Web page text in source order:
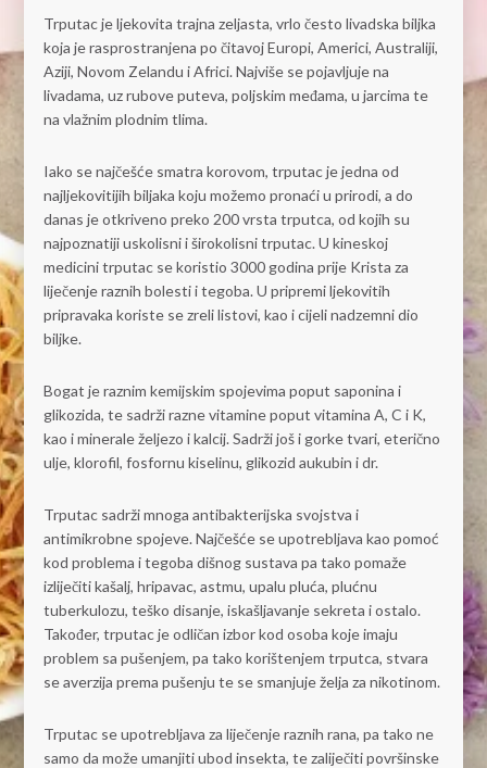
Trputac je ljekovita trajna zeljasta, vrlo često livadska biljka
koja je rasprostranjena po čitavoj Europi, Americi, Australiji,
Aziji, Novom Zelandu i Africi. Najviše se pojavljuje na
livadama, uz rubove puteva, poljskim međama, u jarcima te
na vlažnim plodnim tlima.
Iako se najčešće smatra korovom, trputac je jedna od
najljekovitijih biljaka koju možemo pronaći u prirodi, a do
danas je otkriveno preko 200 vrsta trputca, od kojih su
najpoznatiji uskolisni i širokolisni trputac. U kineskoj
medicini trputac se koristio 3000 godina prije Krista za
liječenje raznih bolesti i tegoba. U pripremi ljekovitih
pripravaka koriste se zreli listovi, kao i cijeli nadzemni dio
biljke.
Bogat je raznim kemijskim spojevima poput saponina i
glikozida, te sadrži razne vitamine poput vitamina A, C i K,
kao i minerale željezo i kalcij. Sadrži još i gorke tvari, eterično
ulje, klorofil, fosfornu kiselinu, glikozid aukubin i dr.
Trputac sadrži mnoga antibakterijska svojstva i
antimikrobne spojeve. Najčešće se upotrebljava kao pomoć
kod problema i tegoba dišnog sustava pa tako pomaže
izliječiti kašalj, hripavac, astmu, upalu pluća, plućnu
tuberkulozu, teško disanje, iskašljavanje sekreta i ostalo.
Također, trputac je odličan izbor kod osoba koje imaju
problem sa pušenjem, pa tako korištenjem trputca, stvara
se averzija prema pušenju te se smanjuje želja za nikotinom.
Trputac se upotrebljava za liječenje raznih rana, pa tako ne
samo da može umanjiti ubod insekta, te zaliječiti površinske